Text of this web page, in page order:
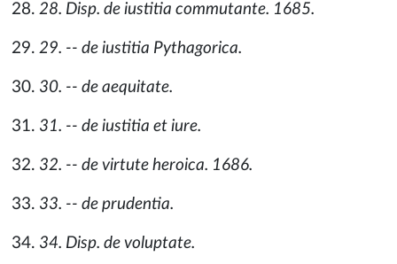
28. Disp. de iustitia commutante. 1685.
29. -- de iustitia Pythagorica.
30. -- de aequitate.
31. -- de iustitia et iure.
32. -- de virtute heroica. 1686.
33. -- de prudentia.
34. Disp. de voluptate.